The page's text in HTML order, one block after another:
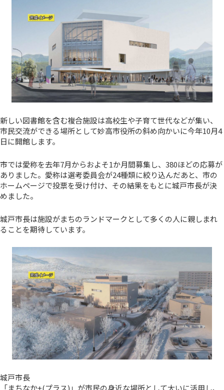
新しい図書館を含む複合施設は高校生や子育て世代などが集い、
市民交流ができる場所として妙高市役所の斜め向かいに今年10月4
日に開館します。
市では愛称を去年7月からおよそ1か月間募集し、380ほどの応募が
ありました。愛称は選考委員会が24種類に絞り込んだあと、市の
ホームページで投票を受け付け、その結果をもとに城戸市長が決
めました。
城戸市長は施設がまちのランドマークとして多くの人に親しまれ
ることを期待しています。
城戸市長
「まちなか+(プラス)」が市民の身近な場所として大いに活用し、